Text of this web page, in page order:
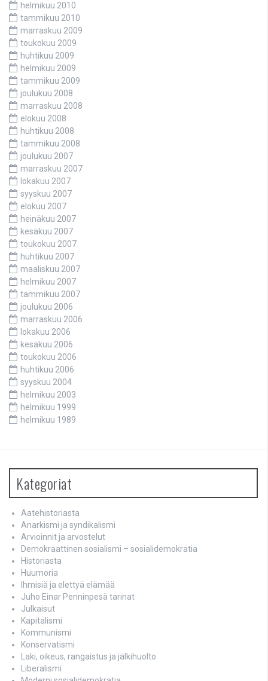
helmikuu 2010
tammikuu 2010
marraskuu 2009
toukokuu 2009
huhtikuu 2009
helmikuu 2009
tammikuu 2009
joulukuu 2008
marraskuu 2008
elokuu 2008
huhtikuu 2008
tammikuu 2008
joulukuu 2007
marraskuu 2007
lokakuu 2007
syyskuu 2007
elokuu 2007
heinäkuu 2007
kesäkuu 2007
toukokuu 2007
huhtikuu 2007
maaliskuu 2007
helmikuu 2007
tammikuu 2007
joulukuu 2006
marraskuu 2006
lokakuu 2006
kesäkuu 2006
toukokuu 2006
huhtikuu 2006
syyskuu 2004
helmikuu 2003
helmikuu 1999
helmikuu 1989
Kategoriat
Aatehistoriasta
Anarkismi ja syndikalismi
Arvioinnit ja arvostelut
Demokraattinen sosialismi – sosialidemokratia
Historiasta
Huumoria
Ihmisiä ja elettyä elämää
Juho Einar Penninpesä tarinat
Julkaisut
Kapitalismi
Kommunismi
Konservatismi
Laki, oikeus, rangaistus ja jälkihuolto
Liberalismi